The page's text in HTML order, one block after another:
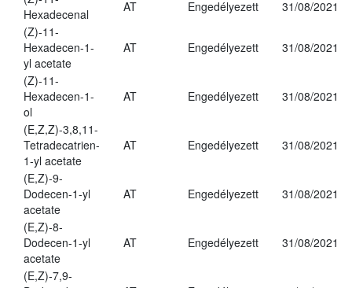
Hexadecenal
AT Engedélyezett
31/08/2021
(Z)-11-
Hexadecen-1-
yl acetate
AT Engedélyezett 31/08/2021
(Z)-11-
Hexadecen-1-
ol
AT Engedélyezett 31/08/2021
(E,Z,Z)-3,8,11-
Tetradecatrien-
1-yl acetate
AT Engedélyezett 31/08/2021
(E,Z)-9-
Dodecen-1-yl
acetate
AT Engedélyezett 31/08/2021
(E,Z)-8-
Dodecen-1-yl
acetate
AT Engedélyezett 31/08/2021
(E,Z)-7,9-